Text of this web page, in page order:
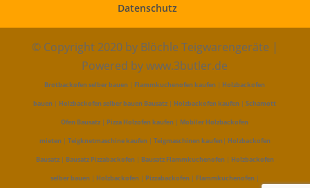
Datenschutz
© Copyright 2020 by Blöchle Teigwarengeräte |
Powered by www.3butler.de
Brotbackofen selber bauen | Flammkuchenofen kaufen | Holzbackofen
bauen | Holzbackofen selber bauen Bausatz | Holzbackofen kaufen |Schamott
Ofen Bausatz | Pizza Holzofen kaufen | Mobiler Holzbackofen
mieten| Teigknetmaschine kaufen| Teigmaschinen kaufen| Holzbackofen
Bausatz| Bausatz Pizzabackofen| Bausatz Flammkuchenofen| Holzbackofen
selber bauen| Holzbackofen| Pizzabackofen| Flammkuchenofen|